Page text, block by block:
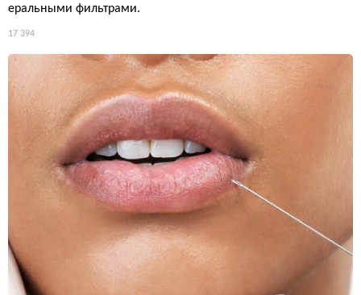
еральными фильтрами.
17 394